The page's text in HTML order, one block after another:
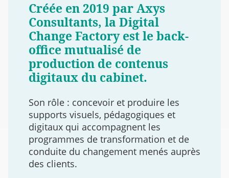
Créée en 2019 par Axys
Consultants, la Digital
Change Factory est le back-
office mutualisé de
production de contenus
digitaux du cabinet.
Son rôle : concevoir et produire les
supports visuels, pédagogiques et
digitaux qui accompagnent les
programmes de transformation et de
conduite du changement menés auprès
des clients.